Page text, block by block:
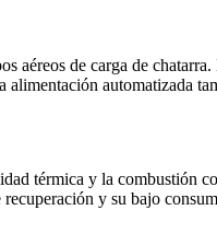
aéreos de carga de
automatizada
térmica y la combustión
y su bajo